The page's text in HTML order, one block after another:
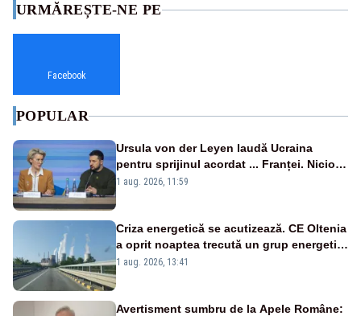
URMĂREȘTE-NE PE
Facebook
POPULAR
Ursula von der Leyen laudă Ucraina
pentru sprijinul acordat ... Franței. Nicio
reacție privind ajutorul energetic promis
1 aug. 2026, 11:59
Criza energetică se acutizează. CE Oltenia
a oprit noaptea trecută un grup energetic
de la Rovinari
1 aug. 2026, 13:41
Avertisment sumbru de la Apele Române: